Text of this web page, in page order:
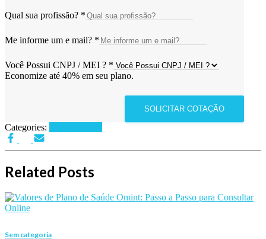
Qual sua profissão? *
Me informe um e mail? *
Você Possui CNPJ / MEI ? *
Economize até 40% em seu plano.
SOLICITAR COTAÇÃO
Categories:
Related Posts
Sem categoria